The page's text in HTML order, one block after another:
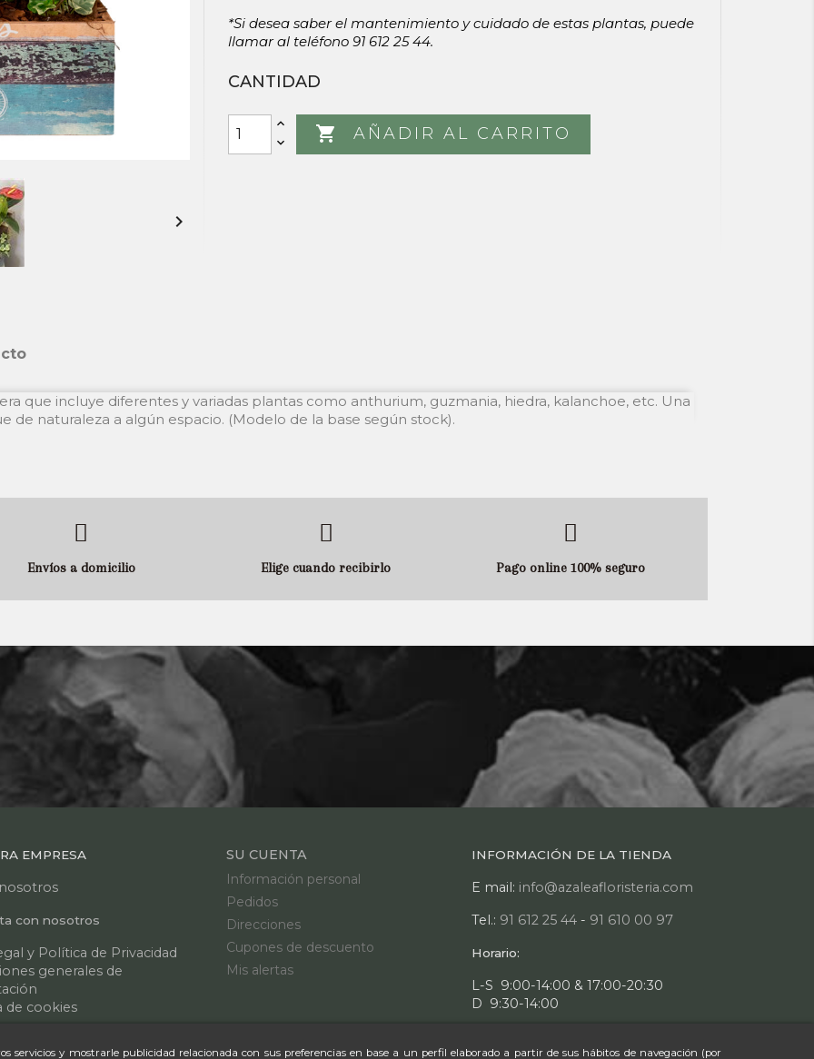
servicios y mostrarle publicidad relacionada con sus preferencias en base a un perfil elaborado a partir de sus hábitos de navegación (por

*Si desea saber el mantenimiento y cuidado de estas plantas, puede
llamar al teléfono 91 612 25 44.
CANTIDAD
 AÑADIR AL CARRITO
que incluye diferentes y variadas plantas como anthurium, guzmania, hiedra, kalanchoe, etc. Una
de naturaleza a algún espacio. (Modelo de la base según stock).
Envíos a domicilio Elige cuando recibirlo Pago online 100% seguro
EMPRESA
con nosotros
y Política de Privacidad
generales de
de cookies
SU CUENTA
Información personal
Pedidos
Direcciones
Cupones de descuento
Mis alertas
INFORMACIÓN DE LA TIENDA
E mail: info@azaleafloristeria.com
Tel.: 91 612 25 44 - 91 610 00 97
Horario:
L-S 9:00-14:00 & 17:00-20:30
D 9:30-14:00